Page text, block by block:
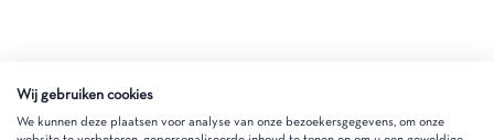
Wij gebruiken cookies
We kunnen deze plaatsen voor analyse van onze bezoekersgegevens, om onze